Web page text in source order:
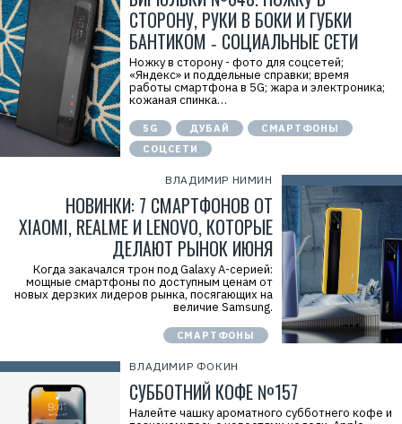
СТОРОНУ, РУКИ В БОКИ И ГУБКИ
БАНТИКОМ ‑ СОЦИАЛЬНЫЕ СЕТИ
Ножку в сторону - фото для соцсетей;
«Яндекс» и поддельные справки; время
работы смартфона в 5G; жара и электроника;
кожаная спинка…
5G ДУБАЙ
СМАРТФОНЫ
СОЦСЕТИ
ВЛАДИМИР НИМИН
НОВИНКИ: 7 СМАРТФОНОВ ОТ
XIAOMI, REALME И LENOVO, КОТОРЫЕ
ДЕЛАЮТ РЫНОК ИЮНЯ
Когда закачался трон под Galaxy А-серией:
мощные смартфоны по доступным ценам от
новых дерзких лидеров рынка, посягающих на
величие Samsung.
СМАРТФОНЫ
ВЛАДИМИР ФОКИН
СУББОТНИЙ КОФЕ №157
Налейте чашку ароматного субботнего кофе и